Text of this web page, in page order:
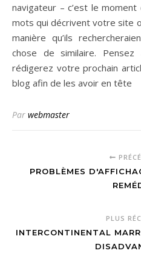
navigateur – c’est le
mots qui décrivent votre site
manière qu’ils
chose de similaire.
rédigerez votre prochain
blog afin de les avoir en tête
Par webmaster
PROBLÈMES
PLUS
INTERCONTINENTAL